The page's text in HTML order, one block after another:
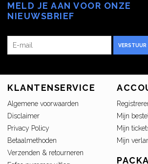
MELD JE AAN VOOR ONZE
NIEUWSBRIEF
VERSTUUR
KLANTENSERVICE
Algemene voorwaarden
Disclaimer
Privacy Policy
Betaalmethoden
Verzenden & retourneren
Mijn
Mijn
Mijn